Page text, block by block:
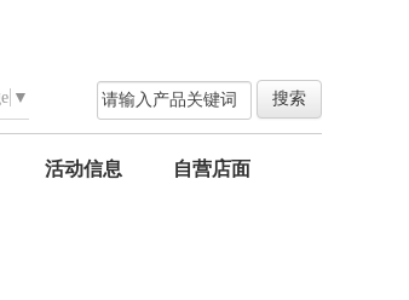
▼
活动信息 自营店面